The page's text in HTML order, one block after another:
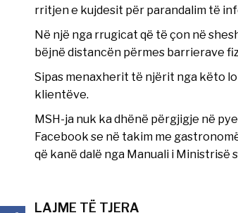
rritjen e kujdesit për parandalim të
Në një nga rrugicat që të çon në
bëjnë distancën përmes barrierave
Sipas menaxherit të njërit nga këto
klientëve.
MSH-ja nuk ka dhënë përgjigje në
Facebook se në takim me
që kanë dalë nga Manuali i Ministrisë
LAJME TË TJERA